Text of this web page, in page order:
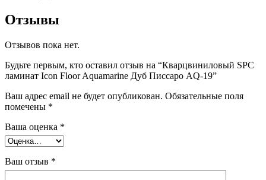
Отзывы
Отзывов пока нет.
Будьте первым, кто оставил отзыв на “Кварцвиниловый SPC
ламинат Icon Floor Aquamarine Дуб Писсаро AQ-19”
Ваш адрес email не будет опубликован. Обязательные поля
помечены *
Ваша оценка *
Ваш отзыв *